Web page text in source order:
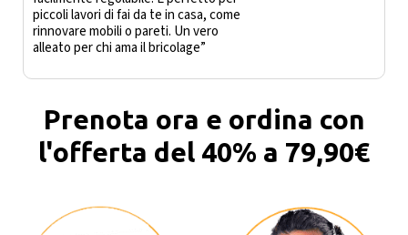
piccoli lavori di fai da te in casa, come
rinnovare mobili o pareti. Un vero
alleato per chi ama il bricolage”
Prenota ora e ordina con
l'offerta del 40% a 79,90€